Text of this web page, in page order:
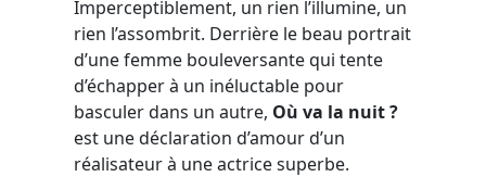
Imperceptiblement, un rien l’illumine, un
rien l’assombrit. Derrière le beau portrait
d’une femme bouleversante qui tente
d’échapper à un inéluctable pour
basculer dans un autre, Où va la nuit ?
est une déclaration d’amour d’un
réalisateur à une actrice superbe.